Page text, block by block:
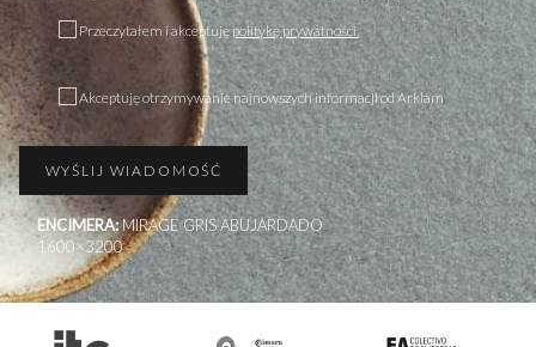
ENCIMERA:MIRAGE GRIS ABUJARDADO
1600×3200
Przeczytałem i akceptujępolitykę prywatności.
Akceptuję otrzymywanie najnowszych informacji od Arklam